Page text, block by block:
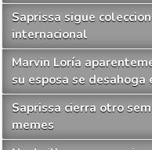
Saprissa sigue
internacional
Marvin Loría
su esposa se desahoga
Saprissa cierra otro
memes